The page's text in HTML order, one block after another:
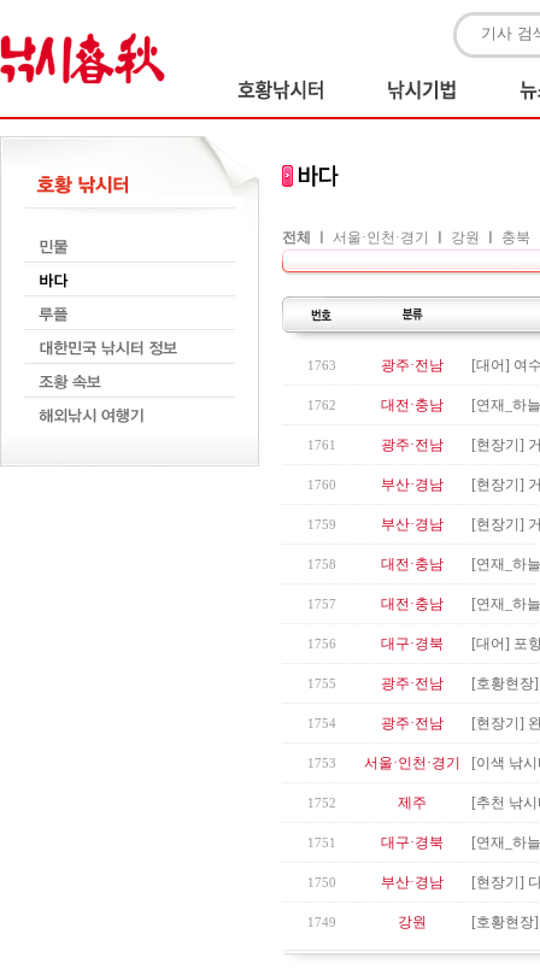
전체 서울·인천·경기 강원 충북
1763 광주·전남 [대어] 여
1762 대전·충남 [연재_하
1761 광주·전남 [현장기]
1760 부산·경남 [현장기]
1759 부산·경남 [현장기]
1758 대전·충남 [연재_하
1757 대전·충남 [연재_하
1756 대구·경북 [대어] 포
1755 광주·전남 [호황현장
1754 광주·전남 [현장기]
1753 서울·인천·경기 [이색 낚
1752 제주 [추천 낚
1751 대구·경북 [연재_하
1750 부산·경남 [현장기]
1749 강원 [호황현장